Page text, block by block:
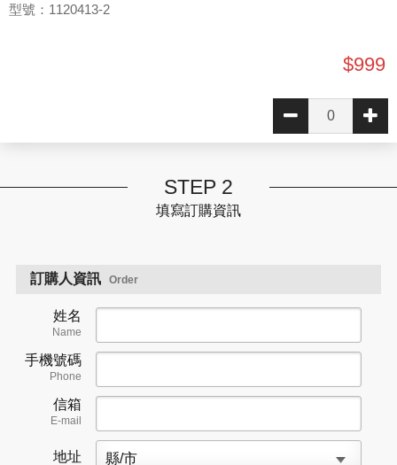
型號：1120413-2
$999
STEP 2
填寫訂購資訊
訂購人資訊 Order
姓名
Name
手機號碼
Phone
信箱
E-mail
地址